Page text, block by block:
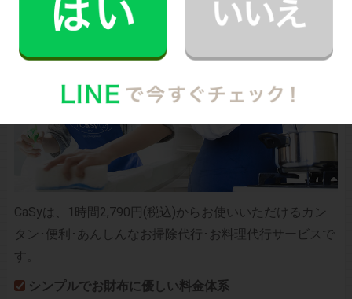
CaSyは、1時間2,790円(税込)からお使いいただけるカン
タン･便利･あんしんなお掃除代行･お料理代行サービスで
す。
シンプルでお財布に優しい料金体系